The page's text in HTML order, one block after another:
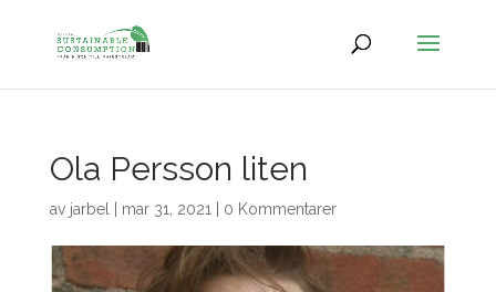
Ola Persson liten
av jarbel mar 31, 2021 0 Kommentarer